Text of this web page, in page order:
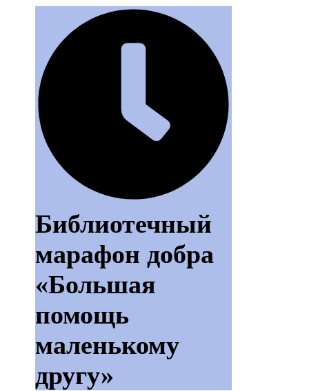
Библиотечный
марафон добра
«Большая
помощь
маленькому
другу»